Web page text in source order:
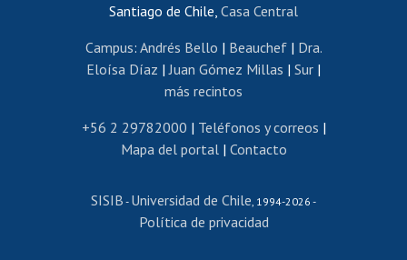
Certificado de renta honorarios
Editar páginas blancas
Extranjeras/os
Revalidación y reconocimiento de títulos
Postulación al Programa de Movilidad Estudiantil
Cursos de español
Santiago de Chile, Casa Central
Campus: Andrés Bello | Beauchef| Dra.
Eloísa Díaz |Juan Gómez Millas | Sur |
más recintos
+56 2 29782000 | Teléfonos y correos |
Mapa del portal| Contacto
SISIB - Universidad de Chile, 1994-2026 -
Política de privacidad